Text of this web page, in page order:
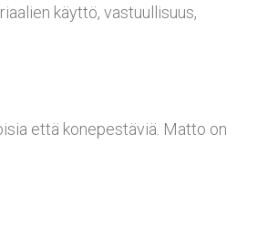
käyttö, vastuullisuus,
että konepestäviä. Matto on